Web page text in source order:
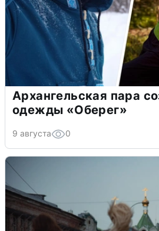
Архангельская пара
одежды «Оберег»
9 августа 0